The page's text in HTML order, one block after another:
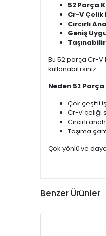
52 Parça
Cr-V Çelik
Cırcırlı
Geniş
Bu 52 parça Cr-V
kullanabilirsiniz.
Neden 52
Çok çeşitli
Cr-V çeliği
Cırcırlı
Taşıma
Çok yönlü ve
Benzer Ürünler